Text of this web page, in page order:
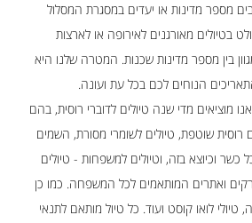
מספר מדינות או יעדים במסגרת המסלול
בטיולים מאורגנים לאירופה או לארצות
בין מספר מדינות שכנות. המטרה שלנו היא
הנוחים לכם בכל עת ועונה.
מוציאים מדי שנה טיולים לדוברי רוסית, בהם
רוסית שוטפת, טיולים לשומרי מסורת, השמים
וכיוצא בזה, וטיולים למשפחות - טיולים
ואתרים המותאמים לכל המשפחה. כמו כן
טיולי לואו קוסט ועוד. כל טיול מותאם לתנאי